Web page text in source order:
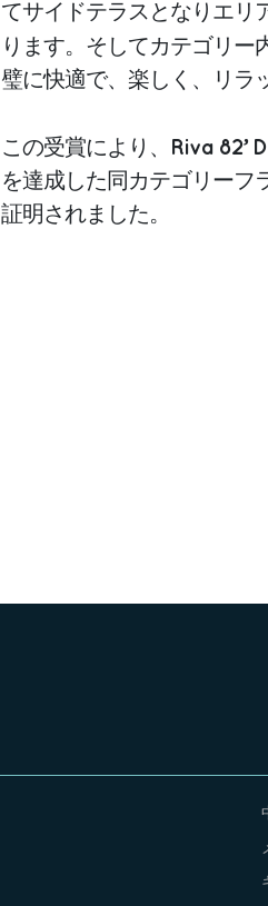
てサイドテラスとなりエリ
ります。そしてカテゴリー
璧に快適で、楽しく、リラ
この受賞により、 Riva 82’
を達成した同カテゴリーフ
証明されました。